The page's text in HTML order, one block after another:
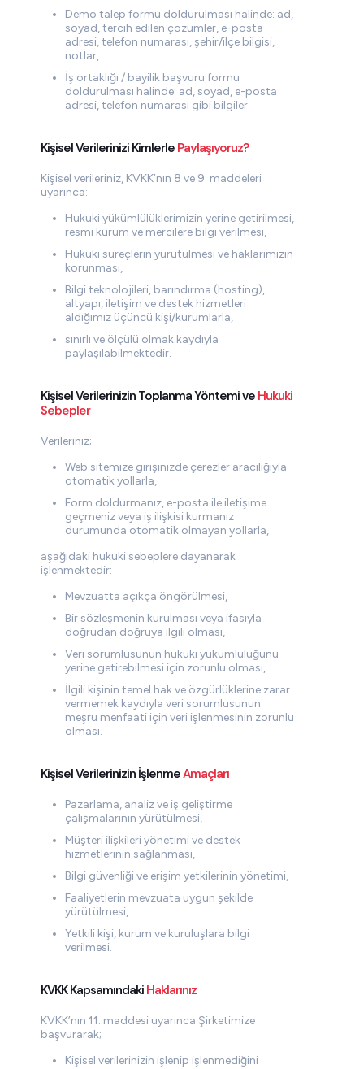
Demo talep formu doldurulması halinde: ad,
soyad, tercih edilen çözümler, e-posta
adresi, telefon numarası, şehir/ilçe bilgisi,
notlar,
İş ortaklığı / bayilik başvuru formu
doldurulması halinde: ad, soyad, e-posta
adresi, telefon numarası gibi bilgiler.
Kişisel Verilerinizi Kimlerle Paylaşıyoruz?
Kişisel verileriniz, KVKK’nın 8 ve 9. maddeleri
uyarınca:
Hukuki yükümlülüklerimizin yerine getirilmesi,
resmi kurum ve mercilere bilgi verilmesi,
Hukuki süreçlerin yürütülmesi ve haklarımızın
korunması,
Bilgi teknolojileri, barındırma (hosting),
altyapı, iletişim ve destek hizmetleri
aldığımız üçüncü kişi/kurumlarla,
sınırlı ve ölçülü olmak kaydıyla
paylaşılabilmektedir.
Kişisel Verilerinizin Toplanma Yöntemi ve Hukuki
Sebepler
Verileriniz;
Web sitemize girişinizde çerezler aracılığıyla
otomatik yollarla,
Form doldurmanız, e-posta ile iletişime
geçmeniz veya iş ilişkisi kurmanız
durumunda otomatik olmayan yollarla,
aşağıdaki hukuki sebeplere dayanarak
işlenmektedir:
Mevzuatta açıkça öngörülmesi,
Bir sözleşmenin kurulması veya ifasıyla
doğrudan doğruya ilgili olması,
Veri sorumlusunun hukuki yükümlülüğünü
yerine getirebilmesi için zorunlu olması,
İlgili kişinin temel hak ve özgürlüklerine zarar
vermemek kaydıyla veri sorumlusunun
meşru menfaati için veri işlenmesinin zorunlu
olması.
Kişisel Verilerinizin İşlenmeAmaçları
Pazarlama, analiz ve iş geliştirme
çalışmalarının yürütülmesi,
Müşteri ilişkileri yönetimi ve destek
hizmetlerinin sağlanması,
Bilgi güvenliği ve erişim yetkilerinin yönetimi,
Faaliyetlerin mevzuata uygun şekilde
yürütülmesi,
Yetkili kişi, kurum ve kuruluşlara bilgi
verilmesi.
KVKK Kapsamındaki Haklarınız
KVKK’nın 11. maddesi uyarınca Şirketimize
başvurarak;
Kişisel verilerinizin işlenip işlenmediğini